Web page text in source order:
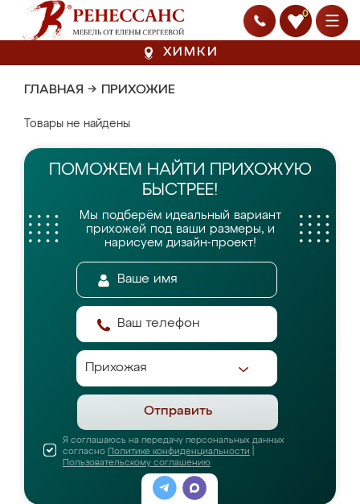
0
ХИМКИ
ГЛАВНАЯ → ПРИХОЖИЕ
Товары не найдены
ПОМОЖЕМ НАЙТИ
ПРИХОЖУЮ
БЫСТРЕЕ!
Мы подберём идеальный вариант
прихожей под ваши размеры, и
нарисуем дизайн-проект!
Отправить
Я соглашаюсь на передачу персональных данных
согласно Политике конфиденциальности
Пользовательскому соглашению